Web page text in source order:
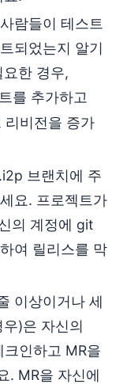
람들이 테스트
되었는지 알기
한 경우,
를 추가하고
리비전을 증가
브랜치에 주
요. 프로젝트가
의 계정에 git
여 릴리스를 막
이상이거나 세
)은 자신의
인하고 MR을
. MR을 자신에